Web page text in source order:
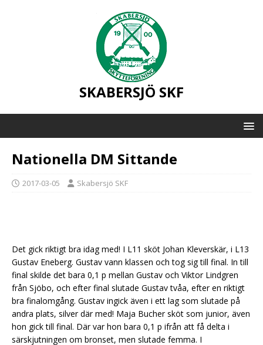
SKABERSJÖ SKF
Nationella DM Sittande
2017-03-05 Skabersjö SKF
Det gick riktigt bra idag med! I L11 sköt Johan Kleverskär, i L13
Gustav Eneberg. Gustav vann klassen och tog sig till final. In till
final skilde det bara 0,1 p mellan Gustav och Viktor Lindgren
från Sjöbo, och efter final slutade Gustav tvåa, efter en riktigt
bra finalomgång. Gustav ingick även i ett lag som slutade på
andra plats, silver där med! Maja Bucher sköt som junior, även
hon gick till final. Där var hon bara 0,1 p ifrån att få delta i
särskjutningen om bronset, men slutade femma. I